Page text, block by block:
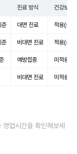
진료 방식 건강보험
대면 진료 적용(급
비대면 진료 적용(급
예방접종 미적용(
비대면 진료 미적용(
영업시간을 확인해보세